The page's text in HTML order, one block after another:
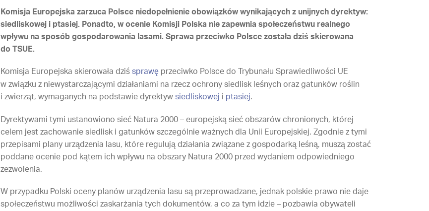
Komisja Europejska zarzuca Polsce niedopełnienie obowiązków wynikających z unijnych dyrektyw:
siedliskowej i ptasiej. Ponadto, w ocenie Komisji Polska nie zapewnia społeczeństwu realnego
wpływu na sposób gospodarowania lasami. Sprawa przeciwko Polsce została dziś skierowana
do TSUE.
Komisja Europejska skierowała dziśsprawę przeciwko Polsce do Trybunału Sprawiedliwości UE
w związku z niewystarczającymi działaniami na rzecz ochrony siedlisk leśnych oraz gatunków roślin
i zwierząt, wymaganych na podstawie dyrektywsiedliskowej i ptasiej.
Dyrektywami tymi ustanowiono sieć Natura 2000 – europejską sieć obszarów chronionych, której
celem jest zachowanie siedlisk i gatunków szczególnie ważnych dla Unii Europejskiej. Zgodnie z tymi
przepisami plany urządzenia lasu, które regulują działania związane z gospodarką leśną, muszą zostać
poddane ocenie pod kątem ich wpływu na obszary Natura 2000 przed wydaniem odpowiedniego
zezwolenia.
W przypadku Polski oceny planów urządzenia lasu są przeprowadzane, jednak polskie prawo nie daje
społeczeństwu możliwości zaskarżania tych dokumentów, a co za tym idzie – pozbawia obywateli